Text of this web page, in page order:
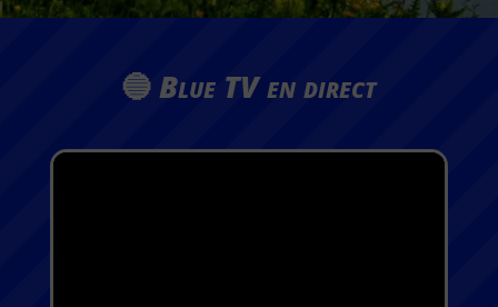
🔵Blue TV en direct